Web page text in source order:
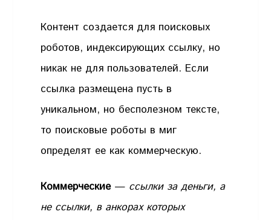
Контент создается для поисковых
роботов, индексирующих ссылку, но
никак не для пользователей. Если
ссылка размещена пусть в
уникальном, но бесполезном тексте,
то поисковые роботы в миг
определят ее как коммерческую.
Коммерческие— ссылки за деньги, а
не ссылки, в анкорах которых